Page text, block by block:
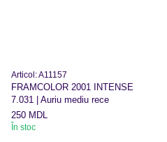
Articol: A11157
FRAMCOLOR 2001 INTENSE
7.031 | Auriu mediu rece
250 MDL
În stoc